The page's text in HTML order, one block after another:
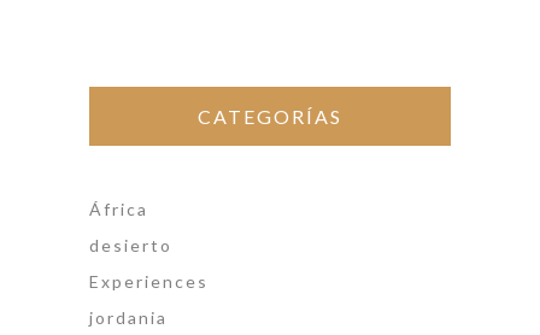
CATEGORÍAS
África
desierto
Experiences
jordania